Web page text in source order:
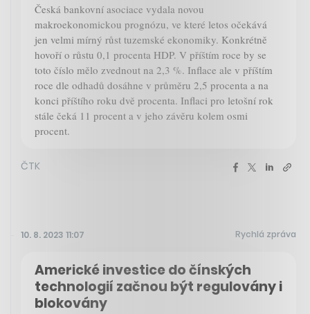
Česká bankovní asociace vydala novou
makroekonomickou prognózu, ve které letos očekává
jen velmi mírný růst tuzemské ekonomiky. Konkrétně
hovoří o růstu 0,1 procenta HDP. V příštím roce by se
toto číslo mělo zvednout na 2,3 %. Inflace ale v příštím
roce dle odhadů dosáhne v průměru 2,5 procenta a na
konci příštího roku dvě procenta. Inflaci pro letošní rok
stále čeká 11 procent a v jeho závěru kolem osmi
procent.
ČTK
10. 8. 2023 11:07 Rychlá zpráva
Americké investice do čínských
technologií začnou být regulovány i
blokovány